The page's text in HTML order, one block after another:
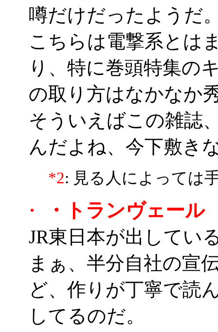
噂だけだったようだ
こちらは電撃系とは
り、特に巻頭特集の
の取り方はなかなか
そういえばこの雑誌
んだよね、今下敷き
*2: 見る人によっては
・ ・トランヴェール
JR東日本が出してい
まぁ、半分自社の宣
ど、作りが丁寧で読
してるのだ。